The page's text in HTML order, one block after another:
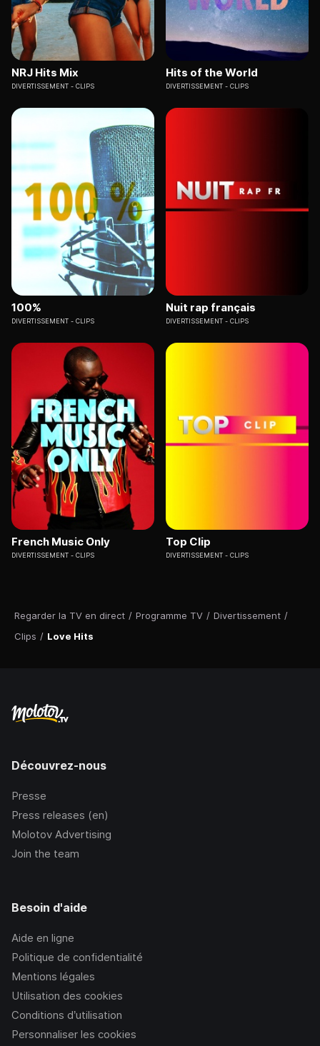
Regarder la TV en direct / Programme TV / Divertissement /
Clips / Love Hits
NRJ Hits Mix
DIVERTISSEMENT CLIPS
Hits of the World
DIVERTISSEMENT CLIPS
100%
DIVERTISSEMENT CLIPS
Nuit rap français
DIVERTISSEMENT CLIPS
French Music Only
DIVERTISSEMENT CLIPS
Top Clip
DIVERTISSEMENT CLIPS
Découvrez-nous
Presse
Press releases (en)
Molotov Advertising
Join the team
Besoin d'aide
Aide en ligne
Politique de confidentialité
Mentions légales
Utilisation des cookies
Conditions d’utilisation
Personnaliser les cookies